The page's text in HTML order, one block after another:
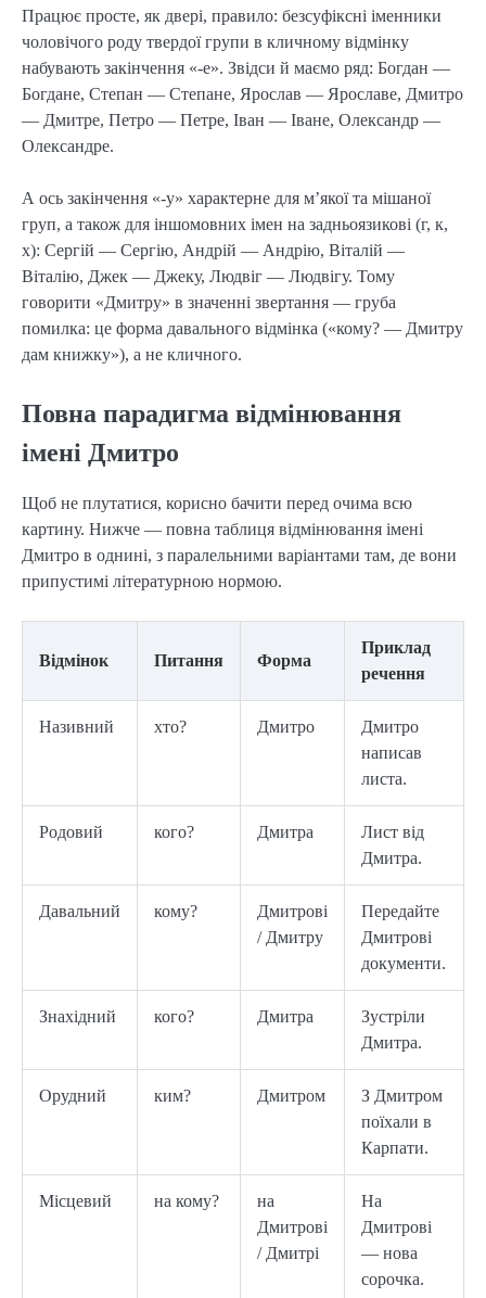
Працює просте, як двері, правило: безсуфіксні іменники
чоловічого роду твердої групи в кличному відмінку
набувають закінчення «-е». Звідси й маємо ряд: Богдан —
Богдане, Степан — Степане, Ярослав — Ярославе, Дмитро
— Дмитре, Петро — Петре, Іван — Іване, Олександр —
Олександре.
А ось закінчення «-у» характерне для м’якої та мішаної
груп, а також для іншомовних імен на задньоязикові (г, к,
х): Сергій — Сергію, Андрій — Андрію, Віталій —
Віталію, Джек — Джеку, Людвіг — Людвігу. Тому
говорити «Дмитру» в значенні звертання — груба
помилка: це форма давального відмінка («кому? — Дмитру
дам книжку»), а не кличного.
Повна парадигма відмінювання
імені Дмитро
Щоб не плутатися, корисно бачити перед очима всю
картину. Нижче — повна таблиця відмінювання імені
Дмитро в однині, з паралельними варіантами там, де вони
припустимі літературною нормою.
Відмінок Питання Форма
Приклад
речення
Називний хто? Дмитро
Дмитро
написав
листа.
Родовий кого? Дмитра
Лист від
Дмитра.
Давальний кому?
Дмитрові
/ Дмитру
Передайте
Дмитрові
документи.
Знахідний кого? Дмитра
Зустріли
Дмитра.
Орудний ким? Дмитром
З Дмитром
поїхали в
Карпати.
Місцевий на кому?
на
Дмитрові
/ Дмитрі
На
Дмитрові
— нова
сорочка.